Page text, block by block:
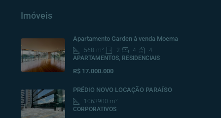
Imóveis
Apartamento Garden à venda Moema
568 m² 2 4
4
APARTAMENTOS, RESIDENCIAIS
R$ 17.000.000
PRÉDIO NOVO LOCAÇÃO PARAÍSO
1063900 m²
CORPORATIVOS